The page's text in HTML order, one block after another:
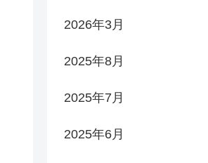
2026年3月
2025年8月
2025年7月
2025年6月